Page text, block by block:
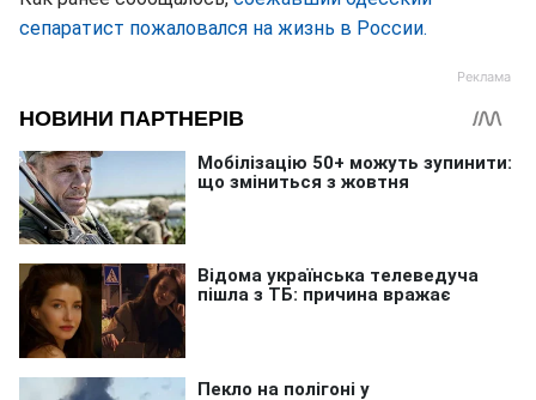
сепаратист пожаловался на жизнь в России.